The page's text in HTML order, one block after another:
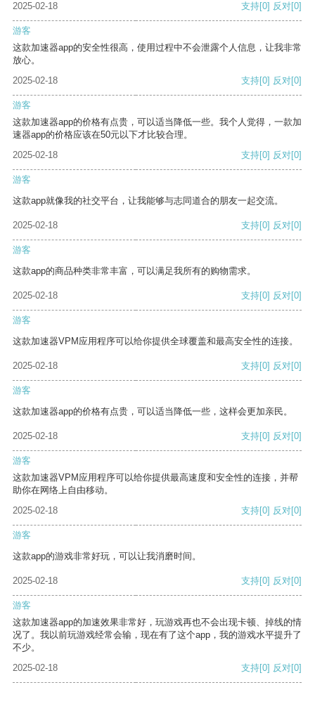
2025-02-18 支持[0] 反对[0]
游客
这款加速器app的安全性很高，使用过程中不会泄露个人信息，让我非常
放心。
2025-02-18
支持[0] 反对[0]
游客
这款加速器app的价格有点贵，可以适当降低一些。我个人觉得，一款加
速器app的价格应该在50元以下才比较合理。
2025-02-18
支持[0] 反对[0]
游客
这款app就像我的社交平台，让我能够与志同道合的朋友一起交流。
2025-02-18 支持[0] 反对[0]
游客
这款app的商品种类非常丰富，可以满足我所有的购物需求。
2025-02-18 支持[0] 反对[0]
游客
这款加速器VPM应用程序可以给你提供全球覆盖和最高安全性的连接。
2025-02-18 支持[0] 反对[0]
游客
这款加速器app的价格有点贵，可以适当降低一些，这样会更加亲民。
2025-02-18 支持[0] 反对[0]
游客
这款加速器VPM应用程序可以给你提供最高速度和安全性的连接，并帮
助你在网络上自由移动。
2025-02-18
支持[0] 反对[0]
游客
这款app的游戏非常好玩，可以让我消磨时间。
2025-02-18 支持[0] 反对[0]
游客
这款加速器app的加速效果非常好，玩游戏再也不会出现卡顿、掉线的情
况了。我以前玩游戏经常会输，现在有了这个app，我的游戏水平提升了
不少。
2025-02-18
支持[0] 反对[0]